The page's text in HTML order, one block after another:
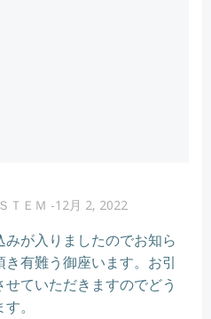
ＴＥＭ -12月 2, 2022
が入りましたのでお知ら
有難う御座います。お引
ていただきますのでどう
。